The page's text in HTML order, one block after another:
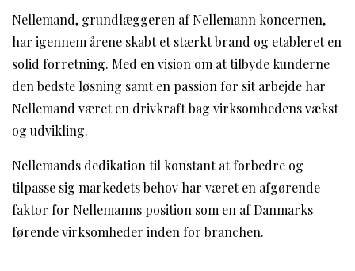
Nellemand, grundlæggeren af Nellemann koncernen,
har igennem årene skabt et stærkt brand og etableret en
solid forretning. Med en vision om at tilbyde kunderne
den bedste løsning samt en passion for sit arbejde har
Nellemand været en drivkraft bag virksomhedens vækst
og udvikling.
Nellemands dedikation til konstant at forbedre og
tilpasse sig markedets behov har været en afgørende
faktor for Nellemanns position som en af Danmarks
førende virksomheder inden for branchen.